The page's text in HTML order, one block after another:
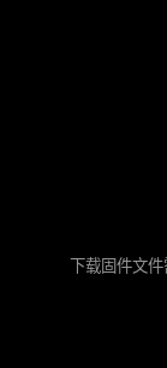
下载固件文